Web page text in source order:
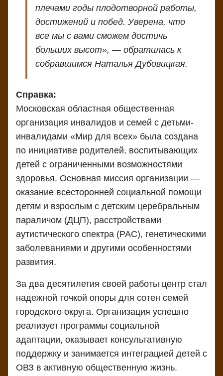
плечами годы плодотворной работы,
достижений и побед. Уверена, что
все мы с вами сможем достичь
больших высот», — обратилась к
собравшимся Наталья Дубовицкая.
Справка:
Московская областная общественная
организация инвалидов и семей с детьми-
инвалидами «Мир для всех» была создана
по инициативе родителей, воспитывающих
детей с ограниченными возможностями
здоровья. Основная миссия организации —
оказание всесторонней социальной помощи
детям и взрослым с детским церебральным
параличом (ДЦП), расстройствами
аутистического спектра (РАС), генетическими
заболеваниями и другими особенностями
развития.
За два десятилетия своей работы центр стал
надежной точкой опоры для сотен семей
городского округа. Организация успешно
реализует программы социальной
адаптации, оказывает консультативную
поддержку и занимается интеграцией детей с
ОВЗ в активную общественную жизнь.